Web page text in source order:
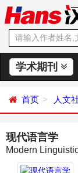
学术期刊
首页 人文
现代语言学
Modern